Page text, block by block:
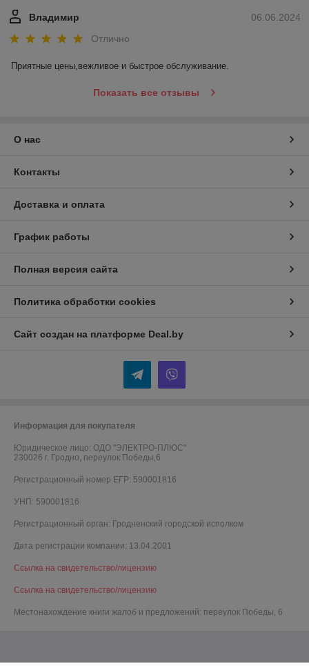
06.06.2024
Владимир
Отлично
Приятные цены,вежливое и быстрое обслуживание.
Показать все отзывы
О нас
Контакты
Доставка и оплата
График работы
Полная версия сайта
Политика обработки cookies
Сайт создан на платформе Deal.by
Информация для покупателя
Юридическое лицо: ОДО "ЭЛЕКТРО-ПЛЮС"
230026 г. Гродно, переулок Победы,6
Регистрационный номер ЕГР: 590001816
УНП: 590001816
Регистрационный орган: Гродненский городской исполком
Дата регистрации компании: 13.04.2001
Ссылка на свидетельство/лицензию
Ссылка на свидетельство/лицензию
Местонахождение книги жалоб и предложений: переулок Победы, 6